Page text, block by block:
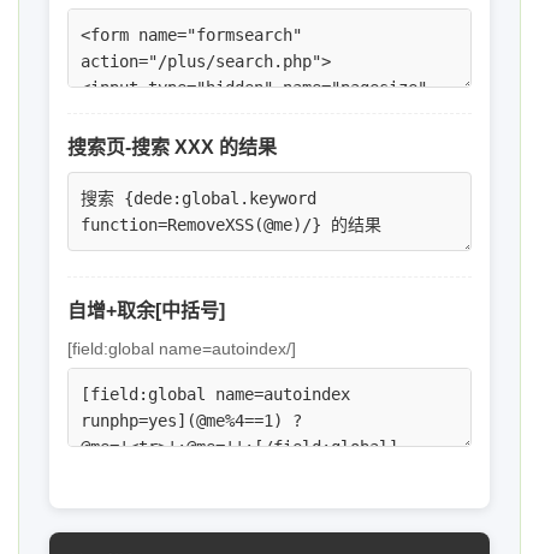
搜索页-搜索 XXX 的结果
自增+取余[中括号]
[field:global name=autoindex/]